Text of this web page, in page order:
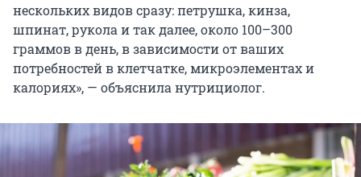
нескольких видов сразу: петрушка, кинза,
шпинат, рукола и так далее, около 100–300
граммов в день, в зависимости от ваших
потребностей в клетчатке, микроэлементах и
калориях», — объяснила нутрициолог.